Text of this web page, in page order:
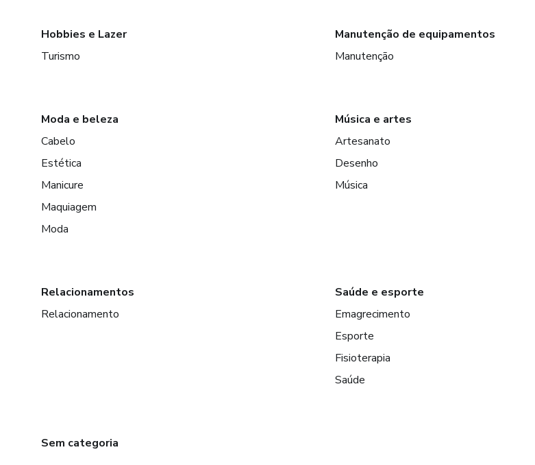
Hobbies e Lazer
Turismo
Manutenção de equipamentos
Manutenção
Moda e beleza
Cabelo
Estética
Manicure
Maquiagem
Moda
Música e artes
Artesanato
Desenho
Música
Relacionamentos
Relacionamento
Saúde e esporte
Emagrecimento
Esporte
Fisioterapia
Saúde
Sem categoria